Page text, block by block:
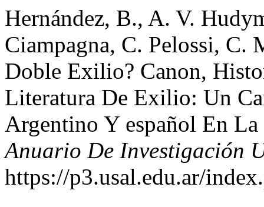
Hernández, B., A. V.
Ciampagna, C. Pelossi, C.
Doble Exilio? Canon,
Literatura De Exilio: Un
Argentino Y español En
Anuario De Investigación
https://p3.usal.edu.ar/